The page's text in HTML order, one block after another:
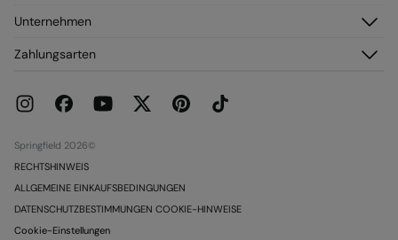
Meine Adressen
Versand
Aktuelle Werbeaktionen
Unternehmen
Franchise
Karriere
Zahlungsarten
Springfield 2026©
RECHTSHINWEIS
ALLGEMEINE EINKAUFSBEDINGUNGEN
DATENSCHUTZBESTIMMUNGEN COOKIE-HINWEISE
Cookie-Einstellungen